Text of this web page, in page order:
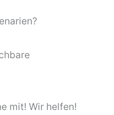
mit! Wir helfen!